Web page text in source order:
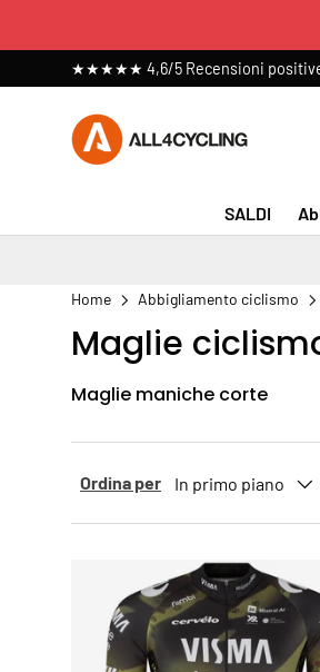
★★★★★ 4,6/5 Recensioni
SALDI
Home Abbigliamento ciclismo
Maglie
Maglie maniche corte
Ordina per In primo piano